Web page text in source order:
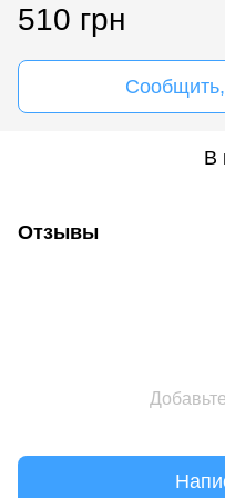
510 грн
Сообщить,
В
Отзывы